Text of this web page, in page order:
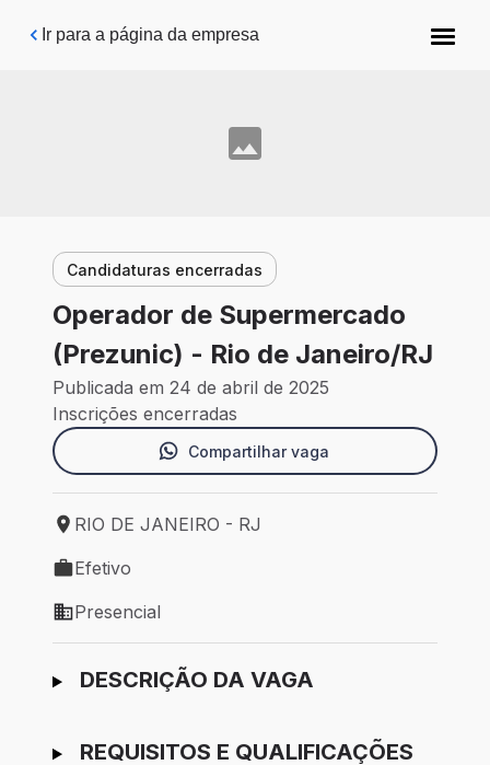
Pular para o conteúdo principal
Ir para a página da empresa
Candidaturas encerradas
Operador de Supermercado
(Prezunic) - Rio de Janeiro/RJ
Publicada em 24 de abril de 2025
Inscrições encerradas
Compartilhar vaga
Local de trabalho: RIO DE JANEIRO - RJ
RIO DE JANEIRO - RJ
Tipo de vaga: Efetivo
Efetivo
Modelo de trabalho: Presencial
Presencial
Ir para candidatura
DESCRIÇÃO DA VAGA
REQUISITOS E QUALIFICAÇÕES